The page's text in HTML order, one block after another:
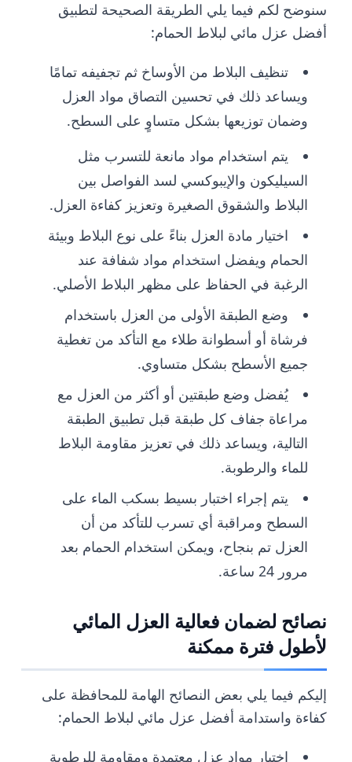
سنوضح لكم فيما يلي الطريقة الصحيحة لتطبيق
أفضل عزل مائي لبلاط الحمام:
تنظيف البلاط من الأوساخ ثم تجفيفه تمامًا
ويساعد ذلك في تحسين التصاق مواد العزل
وضمان توزيعها بشكل متساوٍ على السطح.
يتم استخدام مواد مانعة للتسرب مثل
السيليكون والإيبوكسي لسد الفواصل بين
البلاط والشقوق الصغيرة وتعزيز كفاءة العزل.
اختيار مادة العزل بناءً على نوع البلاط وبيئة
الحمام ويفضل استخدام مواد شفافة عند
الرغبة في الحفاظ على مظهر البلاط الأصلي.
وضع الطبقة الأولى من العزل باستخدام
فرشاة أو أسطوانة طلاء مع التأكد من تغطية
جميع الأسطح بشكل متساوي.
يُفضل وضع طبقتين أو أكثر من العزل مع
مراعاة جفاف كل طبقة قبل تطبيق الطبقة
التالية، ويساعد ذلك في تعزيز مقاومة البلاط
للماء والرطوبة.
يتم إجراء اختبار بسيط بسكب الماء على
السطح ومراقبة أي تسرب للتأكد من أن
العزل تم بنجاح، ويمكن استخدام الحمام بعد
مرور 24 ساعة.
نصائح لضمان فعالية العزل المائي
لأطول فترة ممكنة
إليكم فيما يلي بعض النصائح الهامة للمحافظة على
كفاءة واستدامة أفضل عزل مائي لبلاط الحمام:
اختيار مواد عزل معتمدة ومقاومة للرطوبة